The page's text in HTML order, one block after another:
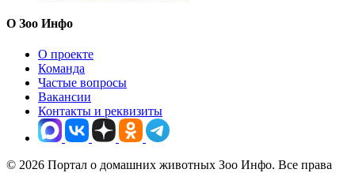
О Зоо Инфо
О проекте
Команда
Частые вопросы
Вакансии
Контакты и реквизиты
© 2026 Портал о домашних животных Зоо Инфо. Все права